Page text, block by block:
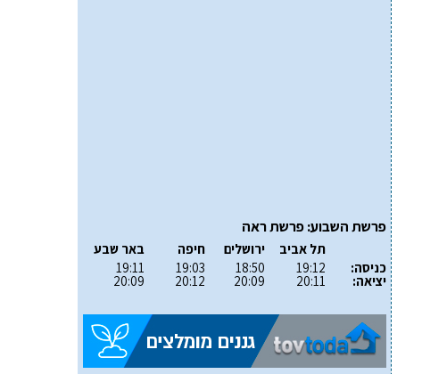
פרשת השבוע: פרשת ראה
כניסה:
יציאה:
תל אביב
19:12
20:11
ירושלים
18:50
20:09
חיפה
19:03
20:12
באר שבע
19:11
20:09